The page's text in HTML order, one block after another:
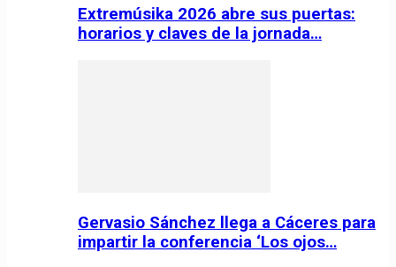
Extremúsika 2026 abre sus puertas:
horarios y claves de la jornada…
Gervasio Sánchez llega a Cáceres para
impartir la conferencia ‘Los ojos…